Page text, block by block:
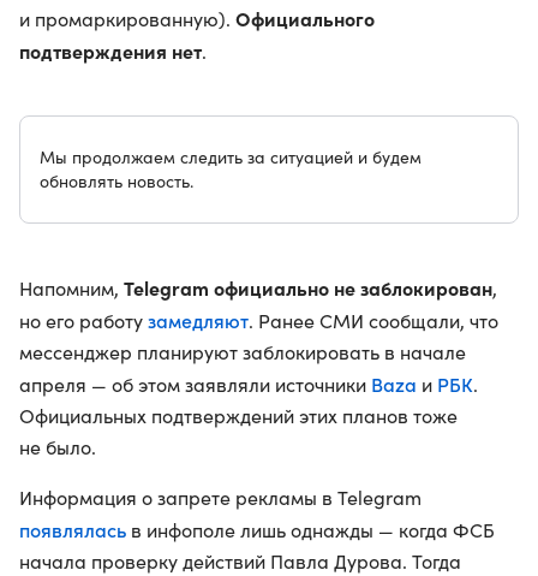
и промаркированную). Официального
подтверждения нет.
Мы продолжаем следить за ситуацией и будем
обновлять новость.
Напомним, Telegram официально не заблокирован,
но его работузамедляют. Ранее СМИ сообщали, что
мессенджер планируют заблокировать в начале
апреля — об этом заявляли источники Baza и РБК.
Официальных подтверждений этих планов тоже
не было.
Информация о запрете рекламы в Telegram
появлялась в инфополе лишь однажды — когда ФСБ
начала проверку действий Павла Дурова. Тогда